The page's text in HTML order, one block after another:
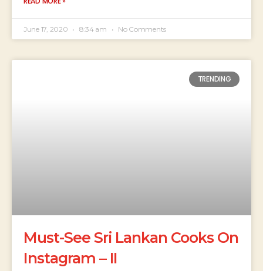
June 17, 2020 8:34 am No Comments
TRENDING
Must-See Sri Lankan Cooks On
Instagram – II